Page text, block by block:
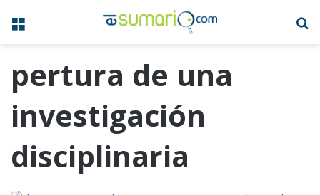
Menú
pertura de una
investigación
disciplinaria